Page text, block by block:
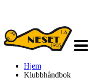
navigasjon
Hjem
Klubbhåndbok